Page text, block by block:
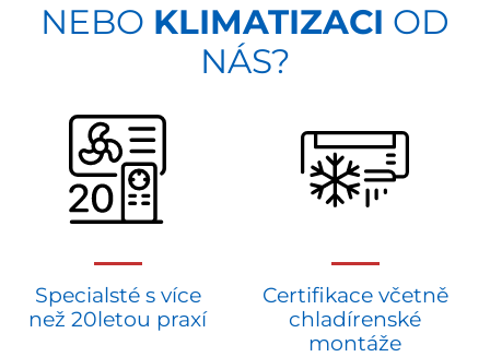
NEBO KLIMATIZACI OD
NÁS?
Specialsté s více
než 20letou praxí
Certifikace včetně
chladírenské
montáže